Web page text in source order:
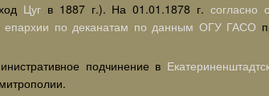
Цуг в 1887 г.). На 01.01.1878 г. согласно
епархии по деканатам по данным ОГУ ГАСО
подчинение в
митрополии.